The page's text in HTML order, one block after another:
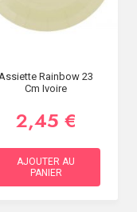
Assiette Rainbow 23
Cm Ivoire
2,45 €
AJOUTER AU
PANIER